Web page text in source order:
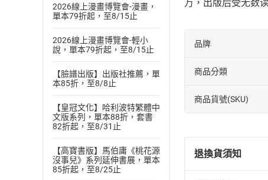
2026線上漫畫博覽會-漫畫，
單本79折起，至8/15止
2026線上漫畫博覽會-輕小
說，單本79折起，至8/15止
【臉譜出版】出版社推薦，單
本85折，至8/8止
【皇冠文化】哈利波特繁體中
文版系列，單本88折，套書
82折起，至8/31止
【高寶書版】馬伯庸《桃花源
沒事兒》系列延伸書展，單本
85折起，至8/25止
万，出版后受无数
品牌
商品分類
商品貨號(SKU)
退換貨須知